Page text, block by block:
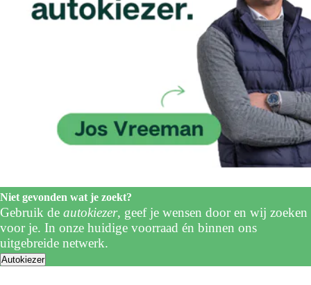
Niet gevonden wat je zoekt?
Gebruik de autokiezer, geef je wensen door en wij zoeken
voor je. In onze huidige voorraad én binnen ons
uitgebreide netwerk.
Autokiezer